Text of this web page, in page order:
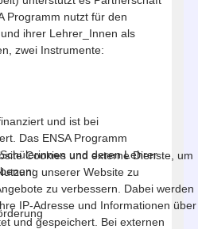
Programm nutzt für den
ihrer Lehrer_Innen als
zwei Instrumente:
und ist bei
Das ENSA Programm
und deren Lehrer
Cookies und externe Dienste, um
unserer Website zu
zu verbessern. Dabei werden
IP-Adresse und Informationen über
und gespeichert. Bei externen